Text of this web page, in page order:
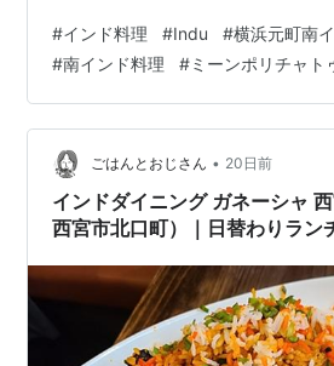
ータって呼ぶんですね。 Induのパロ
なっていてカリッとした部分もあり
りしたとこもあって、いや、まこと
たプラタの中で一番美味しかったで
て食べたナスのカリー。 辛くない、
パイ…
#インド料理 #Indu #横浜元町南
#南インド料理 #ミーンポリチャト
ごはんとおじさん • 20日前
インドダイニング ガネーシャ
西宮市北口町）｜日替わりラン